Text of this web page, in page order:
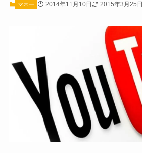
マネー 2014年11月10日 2015年3月25日